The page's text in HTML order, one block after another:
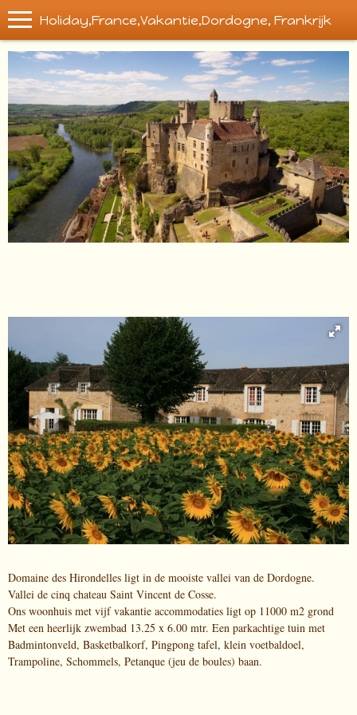
Holiday,France,Vakantie,Dordogne, Frankrijk
Domaine des Hirondelles ligt in de mooiste vallei van de Dordogne.
Vallei de cinq chateau Saint Vincent de Cosse.
Ons woonhuis met vijf vakantie accommodaties ligt op 11000 m2 grond
Met een heerlijk zwembad 13.25 x 6.00 mtr. Een parkachtige tuin met
Badmintonveld, Basketbalkorf, Pingpong tafel, klein voetbaldoel,
Trampoline, Schommels, Petanque (jeu de boules) baan.